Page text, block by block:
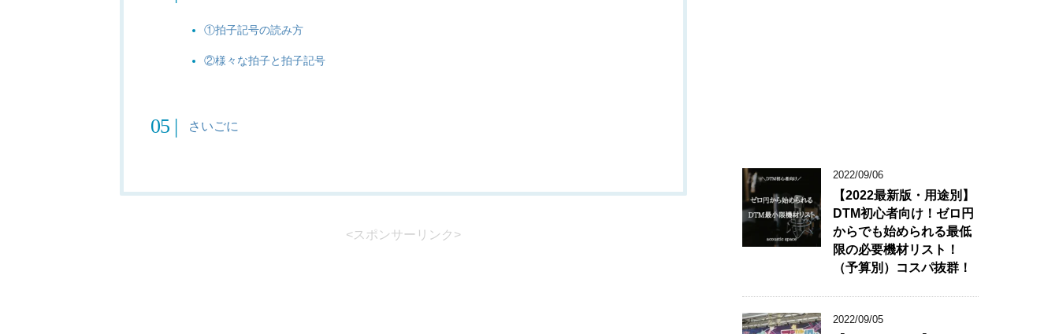
①拍子記号の読み方
②様々な拍子と拍子記号
さいごに
<スポンサーリンク>
2022/09/06
【2022最新版・用途別】
DTM初心者向け！ゼロ円
からでも始められる最低
限の必要機材リスト！
（予算別）コスパ抜群！
2022/09/05